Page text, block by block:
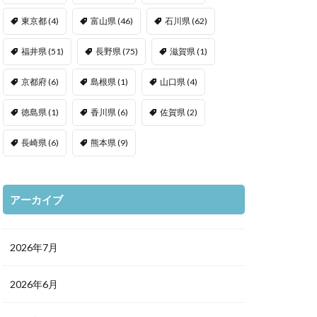
東京都(4) 富山県(46) 石川県(62)
福井県(51) 長野県(75) 滋賀県(1)
京都府(6) 島根県(1) 山口県(4)
徳島県(1) 香川県(6) 佐賀県(2)
長崎県(6) 熊本県(9)
アーカイブ
2026年7月
2026年6月